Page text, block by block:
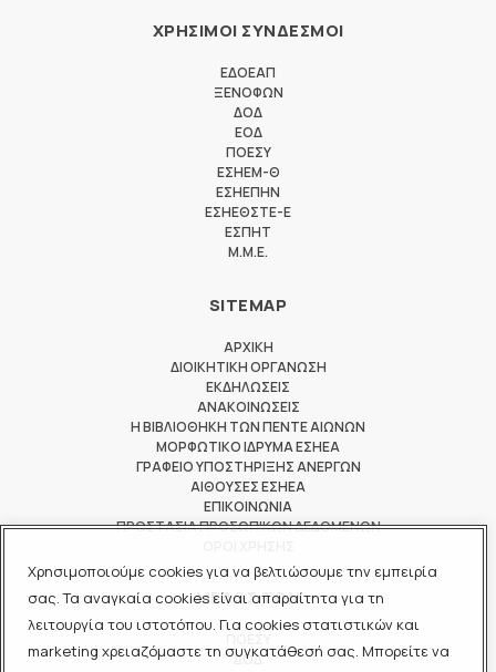
Χρησιμοποιούμε cookies για να βελτιώσουμε την εμπειρία
σας. Τα αναγκαία cookies είναι απαραίτητα για τη
λειτουργία του ιστοτόπου. Για cookies στατιστικών και
marketing χρειαζόμαστε τη συγκατάθεσή σας. Μπορείτε να
ΧΡΗΣΙΜΟΙ ΣΥΝΔΕΣΜΟΙ
ΕΔΟΕΑΠ
ΞΕΝΟΦΩΝ
ΔΟΔ
ΕΟΔ
ΠΟΕΣΥ
ΕΣΗΕΜ-Θ
ΕΣΗΕΠΗΝ
ΕΣΗΕΘΣΤΕ-Ε
ΕΣΠΗΤ
M.M.E.
SITEMAP
ΑΡΧΙΚΗ
ΔΙΟΙΚΗΤΙΚΗ ΟΡΓΑΝΩΣΗ
ΕΚΔΗΛΩΣΕΙΣ
ΑΝΑΚΟΙΝΩΣΕΙΣ
Η ΒΙΒΛΙΟΘΗΚΗ ΤΩΝ ΠΕΝΤΕ ΑΙΩΝΩΝ
ΜΟΡΦΩΤΙΚΟ ΙΔΡΥΜΑ ΕΣΗΕΑ
ΓΡΑΦΕΙΟ ΥΠΟΣΤΗΡΙΞΗΣ ΑΝΕΡΓΩΝ
ΑΙΘΟΥΣΕΣ ΕΣΗΕΑ
ΕΠΙΚΟΙΝΩΝΙΑ
ΠΡΟΣΤΑΣΙΑ ΠΡΟΣΩΠΙΚΩΝ ΔΕΔΟΜΕΝΩΝ
ΜΕΛΟΣ ΤΩΝ
ΔΟΔ